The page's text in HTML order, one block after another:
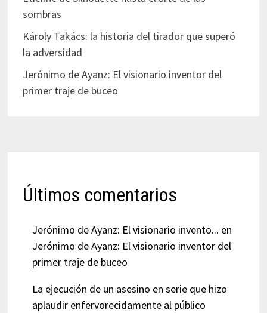
sombras
Károly Takács: la historia del tirador que superó
la adversidad
Jerónimo de Ayanz: El visionario inventor del
primer traje de buceo
Últimos comentarios
Jerónimo de Ayanz: El visionario invento... en
Jerónimo de Ayanz: El visionario inventor del
primer traje de buceo
La ejecución de un asesino en serie que hizo
aplaudir enfervorecidamente al público